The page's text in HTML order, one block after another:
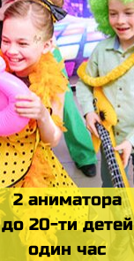
2 аниматора
до 20-ти детей
один час